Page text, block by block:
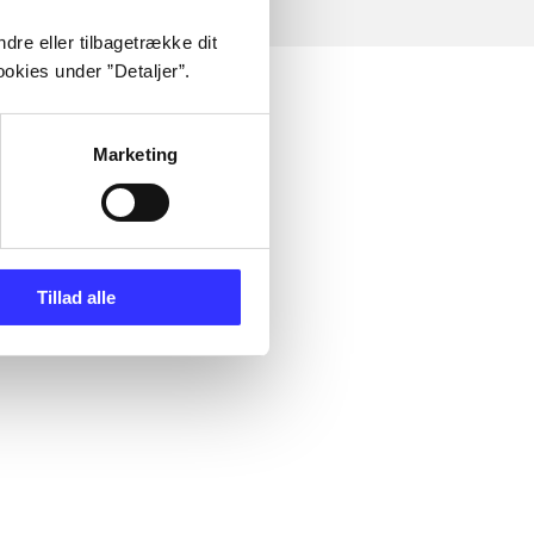
eller tilbagetrække dit
under ”Detaljer”.
Marketing
Tillad alle